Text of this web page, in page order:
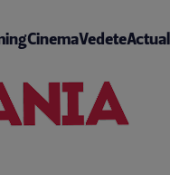
CinemaVedete